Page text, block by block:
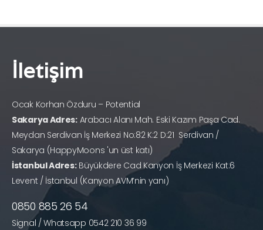
İletişim
Ocak Korhan Özduru – Potential
Sakarya Adres:Arabacı Alanı Mah. Eski Kazım Paşa Cad.
Meydan Serdivan İş Merkezi No:82 K:2 D:21 Serdivan /
Sakarya (HappyMoons 'un üst katı)
İstanbul Adres:Büyükdere Cad Kanyon İş Merkezi Kat:6
Levent / İstanbul (Kanyon AVM’nin yanı)
0850 885 26 54
Signal / Whatsapp 0542 210 36 99